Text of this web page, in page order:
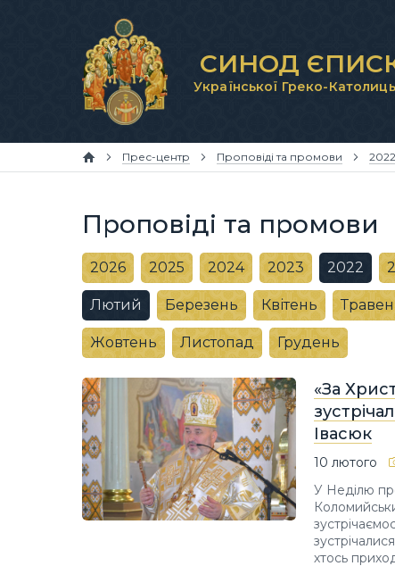
СИНОД
Української Греко-
Прес-центр Проповіді та промови 2022
Проповіді та промови
2026 2025 2024 2023 2022
Лютий Березень Квітень
Жовтень Листопад Грудень
«За
Івасюк
10 лютого
У Неділю
хтось